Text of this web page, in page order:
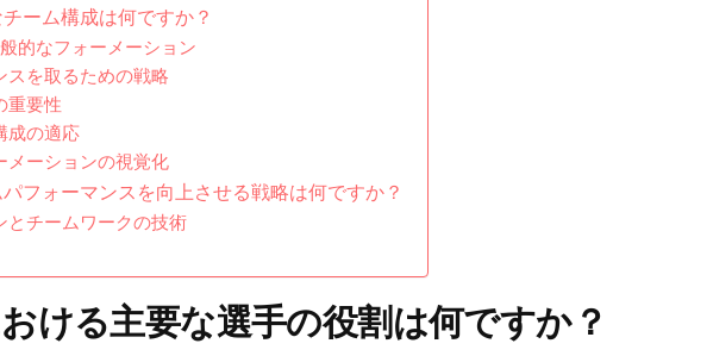
ーム構成は何ですか？
的なフォーメーション
スを取るための戦略
重要性
成の適応
メーションの視覚化
フォーマンスを向上させる戦略は何ですか？
とチームワークの技術
ける主要な選手の役割は何ですか？